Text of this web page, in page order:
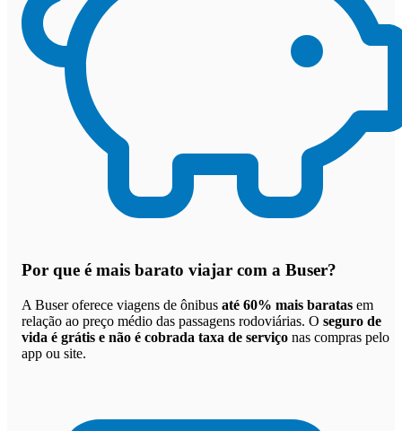
Por que é mais barato viajar com a Buser?
A Buser oferece viagens de ônibus até 60% mais baratas em
relação ao preço médio das passagens rodoviárias. O seguro de
vida é grátis e não é cobrada taxa de serviço nas compras pelo
app ou site.